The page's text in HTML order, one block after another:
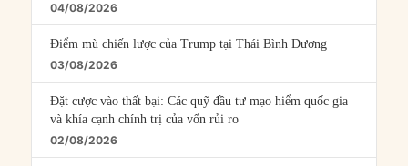
04/08/2026
Điểm mù chiến lược của Trump tại Thái Bình Dương
03/08/2026
Đặt cược vào thất bại: Các quỹ đầu tư mạo hiểm quốc gia
và khía cạnh chính trị của vốn rủi ro
02/08/2026